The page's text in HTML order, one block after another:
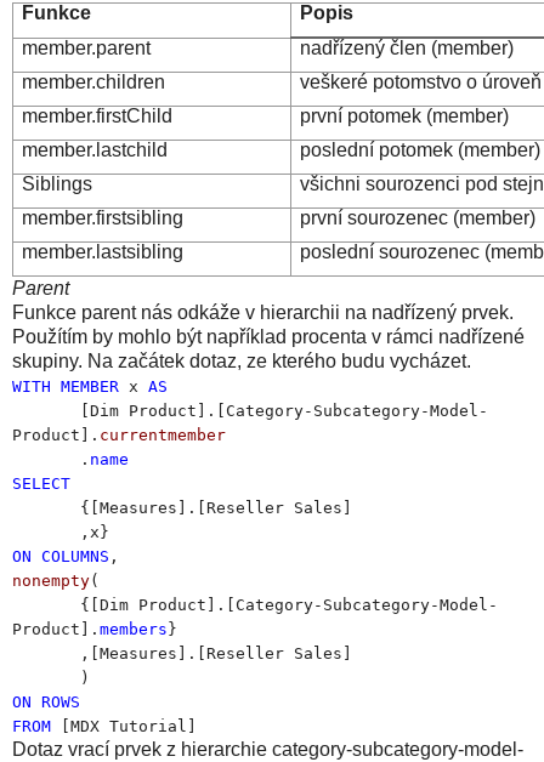
Funkce
Popis
member.parent
nadřízený člen (member)
member.children
veškeré potomstvo o
member.firstChild
první potomek (member)
member.lastchild
poslední potomek (member)
Siblings
všichni sourozenci pod
member.firstsibling
první sourozenec (member)
member.lastsibling
poslední sourozenec
Parent
Funkce parent nás odkáže v hierarchii na nadřízený prvek.
Použítím by mohlo být například procenta v rámci nadřízené
skupiny. Na začátek dotaz, ze kterého budu vycházet.
WITH MEMBER x AS
[Dim Product].[Category-Subcategory-Model-
Product]. currentmember
. name
SELECT
{[Measures].[Reseller Sales]
,x}
ON COLUMNS ,
nonempty(
{[Dim Product].[Category-Subcategory-Model-
Product]. members }
,[Measures].[Reseller Sales]
)
ON ROWS
FROM [MDX Tutorial]
Dotaz vrací prvek z hierarchie category-subcategory-model-